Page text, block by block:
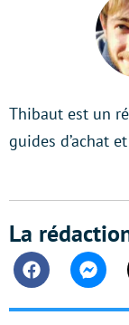
Thibaut est un
guides d’achat
La
Facebook